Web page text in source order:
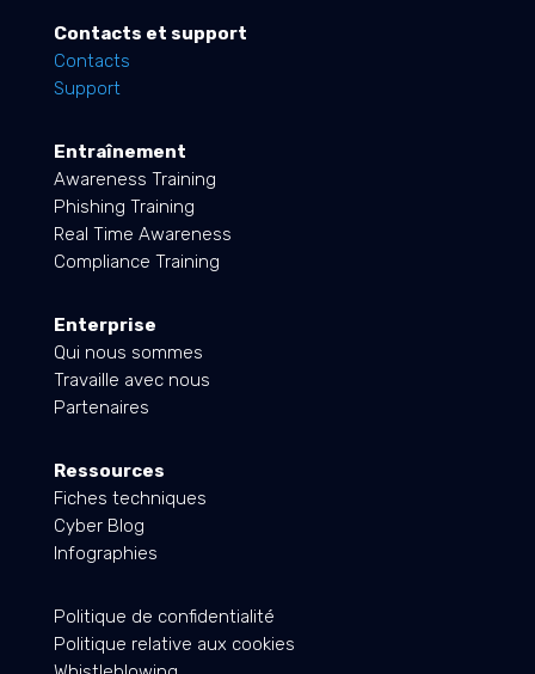
Contacts et support
Contacts
Support
Entraînement
Awareness Training
Phishing Training
Real Time Awareness
Compliance Training
Enterprise
Qui nous sommes
Travaille avec nous
Partenaires
Ressources
Fiches techniques
Cyber Blog
Infographies
Politique de confidentialité
Politique relative aux cookies